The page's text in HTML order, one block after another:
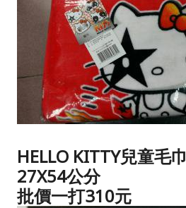
HELLO KITTY兒童毛巾
27X54公分
批價一打310元